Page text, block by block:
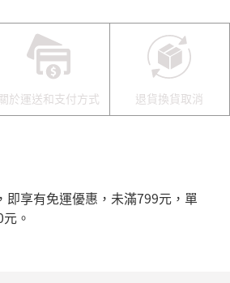
於運送和支付方式 退貨換貨取消
即享有免運優惠，未滿799元，單
。